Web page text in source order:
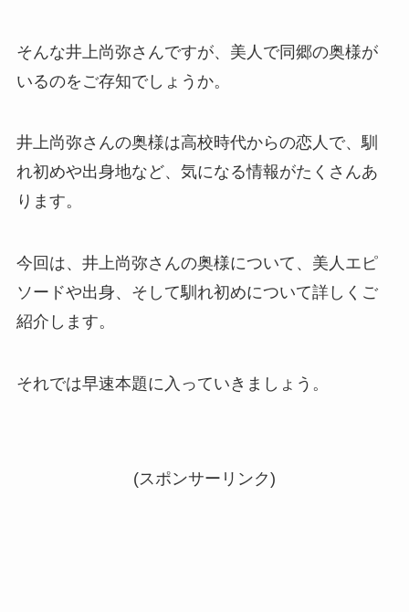
そんな井上尚弥さんですが、美人で同郷の奥様が
いるのをご存知でしょうか。
井上尚弥さんの奥様は高校時代からの恋人で、馴
れ初めや出身地など、気になる情報がたくさんあ
ります。
今回は、井上尚弥さんの奥様について、美人エピ
ソードや出身、そして馴れ初めについて詳しくご
紹介します。
それでは早速本題に入っていきましょう。
(スポンサーリンク)